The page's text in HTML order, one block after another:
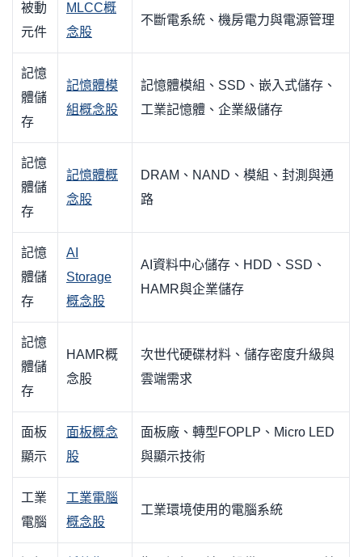
被動
元件
MLCC概
念股
不斷電系統、機房電力與電源管理
記憶
體儲
存
記憶體模
組概念股
記憶體模組、SSD、嵌入式儲存、
工業記憶體、企業級儲存
記憶
體儲
存
記憶體概
念股
DRAM、NAND、模組、封測與通
路
記憶
體儲
存
AI
Storage
概念股
AI資料中心儲存、HDD、SSD、
HAMR與企業儲存
記憶
體儲
存
HAMR概
念股
次世代硬碟材料、儲存密度升級與
雲端需求
面板
顯示
面板概念
股
面板廠、轉型FOPLP、Micro LED
與顯示技術
工業
電腦
工業電腦
概念股
工業環境使用的電腦系統